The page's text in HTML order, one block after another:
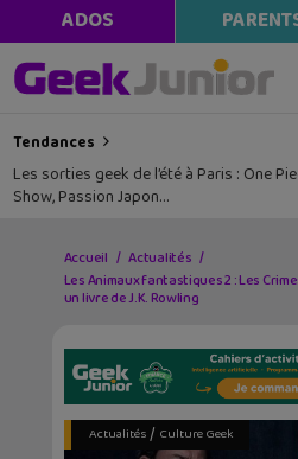
ADOS
Tendances
Les sorties geek de l’été à Paris : One
Show, Passion Japon…
Accueil
Actualités
Les Animaux fantastiques 2 : Les
un livre de J.K. Rowling
Actualités/ Culture Geek